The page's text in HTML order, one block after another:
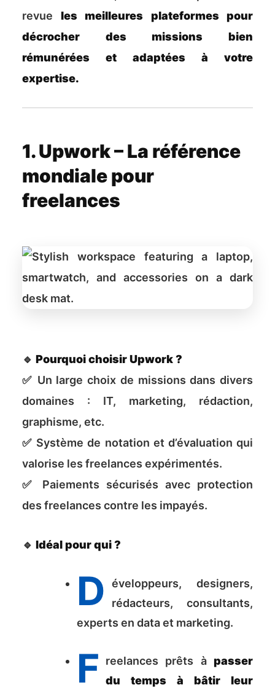
revue les meilleures plateformes pour
décrocher des missions bien
rémunérées et adaptées à votre
expertise.
1. Upwork – La référence
mondiale pour
freelances
🔹 Pourquoi choisir Upwork ?
✅ Un large choix de missions dans divers
domaines : IT, marketing, rédaction,
graphisme, etc.
✅ Système de notation et d’évaluation qui
valorise les freelances expérimentés.
✅ Paiements sécurisés avec protection
des freelances contre les impayés.
🔹 Idéal pour qui ?
D
éveloppeurs, designers,
rédacteurs, consultants,
experts en data et marketing.
F reelances prêts à passer
du temps à bâtir leur